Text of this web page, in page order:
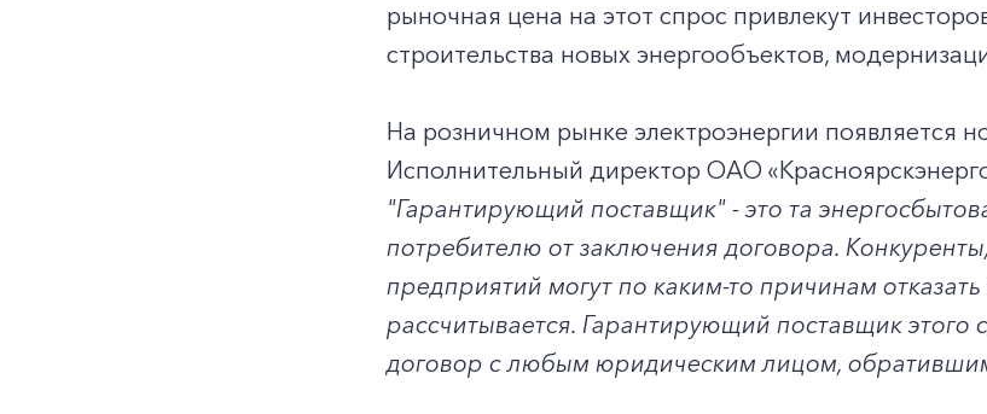
рыночная цена на этот спрос привлекут
строительства новых энергообъектов,
На розничном рынке электроэнергии появляется
Исполнительный директор ОАО
"Гарантирующий поставщик" - это та
потребителю от заключения договора.
предприятий могут по каким-то причинам
рассчитывается. Гарантирующий поставщик этого
договор с любым юридическим лицом,